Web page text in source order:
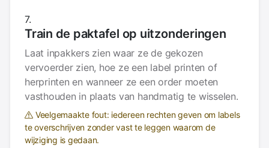
Train de paktafel op uitzonderingen
Laat inpakkers zien waar ze de gekozen
vervoerder zien, hoe ze een label printen of
herprinten en wanneer ze een order moeten
vasthouden in plaats van handmatig te wisselen.
Veelgemaakte fout: iedereen rechten geven om labels
te overschrijven zonder vast te leggen waarom de
wijziging is gedaan.